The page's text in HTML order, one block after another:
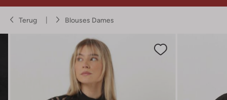
Terug Blouses Dames